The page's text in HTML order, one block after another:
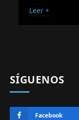
Leer +
SÍGUENOS
Facebook